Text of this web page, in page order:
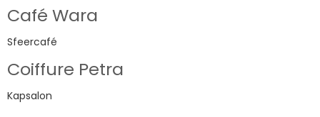
Café Wara
Sfeercafé
Coiffure Petra
Kapsalon